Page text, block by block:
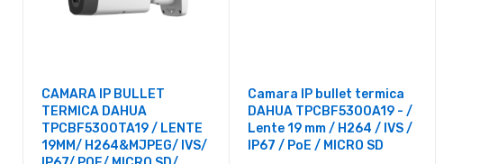
CAMARA IP BULLET
TERMICA DAHUA
TPCBF5300TA19 / LENTE
19MM/ H264&MJPEG/ IVS/
Camara IP bullet termica
DAHUA TPCBF5300A19 - /
Lente 19 mm / H264 / IVS /
IP67 / PoE / MICRO SD